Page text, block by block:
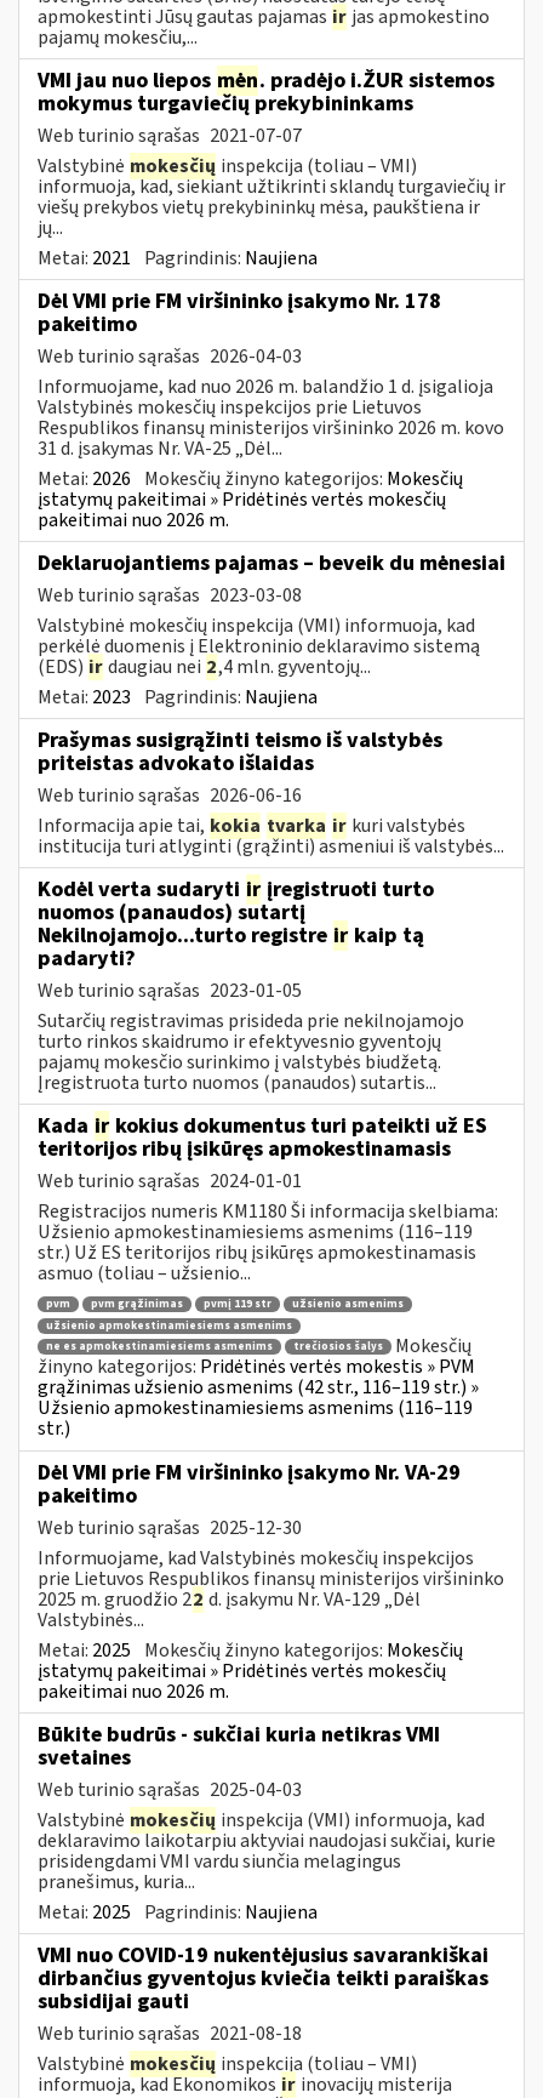
apmokestinti Jūsų gautas pajamas ir jas apmokestino
pajamų mokesčiu,...
VMI jau nuo liepos mėn. pradėjo i.ŽUR sistemos
mokymus turgaviečių prekybininkams
Web turinio sąrašas 2021-07-07
Valstybinė mokesčių inspekcija (toliau – VMI)
informuoja, kad, siekiant užtikrinti sklandų turgaviečių ir
viešų prekybos vietų prekybininkų mėsa, paukštiena ir
jų...
Metai: 2021 Pagrindinis: Naujiena
Dėl VMI prie FM viršininko įsakymo Nr. 178
pakeitimo
Web turinio sąrašas 2026-04-03
Informuojame, kad nuo 2026 m. balandžio 1 d. įsigalioja
Valstybinės mokesčių inspekcijos prie Lietuvos
Respublikos finansų ministerijos viršininko 2026 m. kovo
31 d. įsakymas Nr. VA-25 „Dėl...
Metai: 2026 Mokesčių žinyno kategorijos: Mokesčių
įstatymų pakeitimai » Pridėtinės vertės mokesčių
pakeitimai nuo 2026 m.
Deklaruojantiems pajamas – beveik du mėnesiai
Web turinio sąrašas 2023-03-08
Valstybinė mokesčių inspekcija (VMI) informuoja, kad
perkėlė duomenis į Elektroninio deklaravimo sistemą
(EDS) irdaugiau nei 2,4 mln. gyventojų...
Metai: 2023 Pagrindinis: Naujiena
Prašymas susigrąžinti teismo iš valstybės
priteistas advokato išlaidas
Web turinio sąrašas 2026-06-16
Informacija apie tai, kokia tvarka ir kuri valstybės
institucija turi atlyginti (grąžinti) asmeniui iš valstybės...
Kodėl verta sudaryti ir įregistruoti turto
nuomos (panaudos) sutartį
Nekilnojamojo...turto registre ir kaip tą
padaryti?
Web turinio sąrašas 2023-01-05
Sutarčių registravimas prisideda prie nekilnojamojo
turto rinkos skaidrumo ir efektyvesnio gyventojų
pajamų mokesčio surinkimo į valstybės biudžetą.
Įregistruota turto nuomos (panaudos) sutartis...
Kada ir kokius dokumentus turi pateikti už ES
teritorijos ribų įsikūręs apmokestinamasis
Web turinio sąrašas 2024-01-01
Registracijos numeris KM1180 Ši informacija skelbiama:
Užsienio apmokestinamiesiems asmenims (116–119
str.) Už ES teritorijos ribų įsikūręs apmokestinamasis
asmuo (toliau – užsienio...
pvm pvm grąžinimas pvmį 119 str
užsienio asmenims
užsienio apmokestinamiesiems asmenims
ne es apmokestinamiesiems asmenims
trečiosios šalys
Mokesčių
žinyno kategorijos: Pridėtinės vertės mokestis » PVM
grąžinimas užsienio asmenims (42 str., 116–119 str.) »
Užsienio apmokestinamiesiems asmenims (116–119
str.)
Dėl VMI prie FM viršininko įsakymo Nr. VA-29
pakeitimo
Web turinio sąrašas 2025-12-30
Informuojame, kad Valstybinės mokesčių inspekcijos
prie Lietuvos Respublikos finansų ministerijos viršininko
2025 m. gruodžio 22 d. įsakymu Nr. VA-129 „Dėl
Valstybinės...
Metai: 2025 Mokesčių žinyno kategorijos: Mokesčių
įstatymų pakeitimai » Pridėtinės vertės mokesčių
pakeitimai nuo 2026 m.
Būkite budrūs - sukčiai kuria netikras VMI
svetaines
Web turinio sąrašas 2025-04-03
Valstybinė mokesčių inspekcija (VMI) informuoja, kad
deklaravimo laikotarpiu aktyviai naudojasi sukčiai, kurie
prisidengdami VMI vardu siunčia melagingus
pranešimus, kuria...
Metai: 2025 Pagrindinis: Naujiena
VMI nuo COVID-19 nukentėjusius savarankiškai
dirbančius gyventojus kviečia teikti paraiškas
subsidijai gauti
Web turinio sąrašas 2021-08-18
Valstybinė mokesčių inspekcija (toliau – VMI)
informuoja, kad Ekonomikos ir inovacijų misterija